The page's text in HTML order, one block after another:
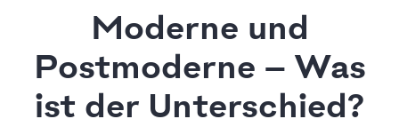
Moderne und
Postmoderne — Was
ist der Unterschied?